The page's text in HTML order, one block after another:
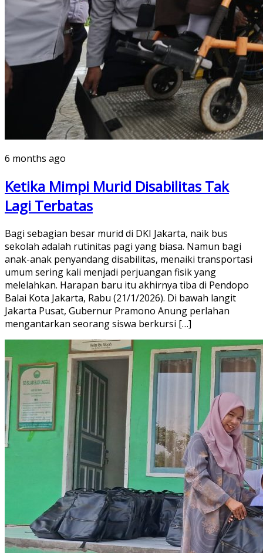
6 months ago
Ketika Mimpi Murid Disabilitas Tak
Lagi Terbatas
Bagi sebagian besar murid di DKI Jakarta, naik bus
sekolah adalah rutinitas pagi yang biasa. Namun bagi
anak-anak penyandang disabilitas, menaiki transportasi
umum sering kali menjadi perjuangan fisik yang
melelahkan. Harapan baru itu akhirnya tiba di Pendopo
Balai Kota Jakarta, Rabu (21/1/2026). Di bawah langit
Jakarta Pusat, Gubernur Pramono Anung perlahan
mengantarkan seorang siswa berkursi […]